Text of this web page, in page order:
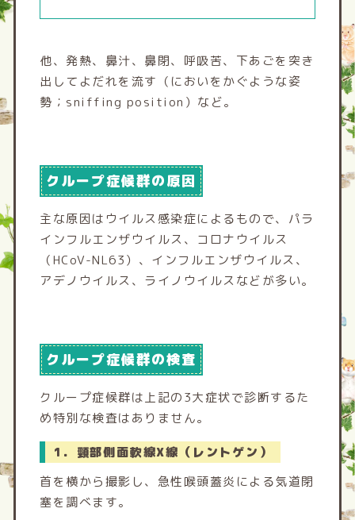
他、発熱、鼻汁、鼻閉、呼吸苦、下あごを突き
出してよだれを流す（においをかぐような姿
勢；sniffing position）など。
クループ症候群の原因
主な原因はウイルス感染症によるもので、パラ
インフルエンザウイルス、コロナウイルス
（HCoV-NL63）、インフルエンザウイルス、
アデノウイルス、ライノウイルスなどが多い。
クループ症候群の検査
クループ症候群は上記の3大症状で診断するた
め特別な検査はありません。
1．頸部側面軟線X線（レントゲン）
首を横から撮影し、急性喉頭蓋炎による気道閉
塞を調べます。